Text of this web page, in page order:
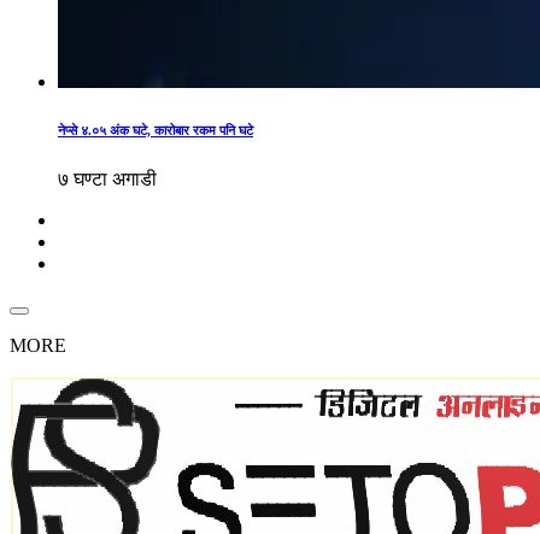
नेप्से ४.०५ अंक घटे, कारोबार रकम पनि घटे
७ घण्टा अगाडी
MORE